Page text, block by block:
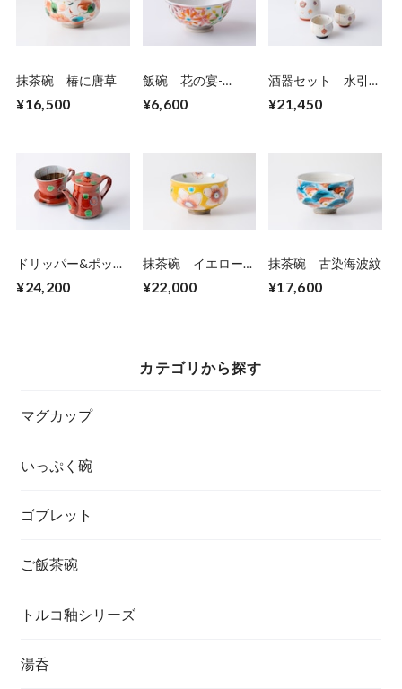
抹茶碗 椿に唐草
¥16,500
飯碗 花の宴-
¥6,600
酒器セット 水引-
¥21,450
ドリッパー&ポッ
¥24,200
抹茶碗 イエロー花
¥22,000
抹茶碗 古染海波紋
¥17,600
カテゴリから探す
マグカップ
いっぷく碗
ゴブレット
ご飯茶碗
トルコ釉シリーズ
湯呑